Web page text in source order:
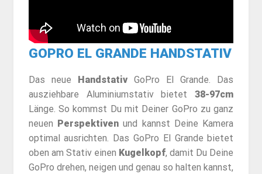
GOPRO EL GRANDE HANDSTATIV
Das neue HandstativGoPro El Grande. Das
ausziehbare Aluminiumstativ bietet38-97cm
Länge. So kommst Du mit Deiner GoPro zu ganz
neuen Perspektivenund kannst Deine Kamera
optimal ausrichten. Das GoPro El Grande bietet
oben am Stativ einen Kugelkopf, damit Du Deine
GoPro drehen, neigen und genau so halten kannst,